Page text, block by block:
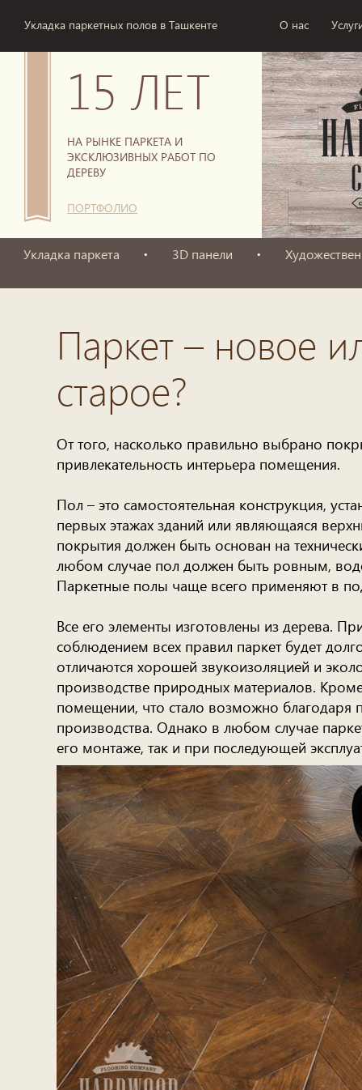
Укладка паркетных полов в Ташкенте О нас
15 ЛЕТ
НА РЫНКЕ ПАРКЕТА И
ЭКСКЛЮЗИВНЫХ РАБОТ ПО
ДЕРЕВУ
ПОРТФОЛИО
Укладка паркета 3D панели
Паркет – новое
старое?
От того, насколько правильно выбрано
привлекательность интерьера помещения.
Пол – это самостоятельная конструкция,
первых этажах зданий или являющаяся
покрытия должен быть основан на
любом случае пол должен быть ровным,
Паркетные полы чаще всего применяют в
Все его элементы изготовлены из дерева.
соблюдением всех правил паркет будет
отличаются хорошей звукоизоляцией и
производстве природных материалов.
помещении, что стало возможно
производства. Однако в любом случае
его монтаже, так и при последующей